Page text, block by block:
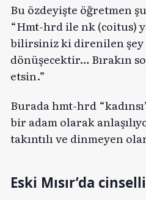
Bu özdeyişte öğretmen
“Hmt-hrd ile nk (coitus)
bilirsiniz ki direnilen şey
dönüşecektir… Bırakın
etsin.”
Burada hmt-hrd
bir adam olarak
takıntılı ve dinmeyen
Eski Mısır’da